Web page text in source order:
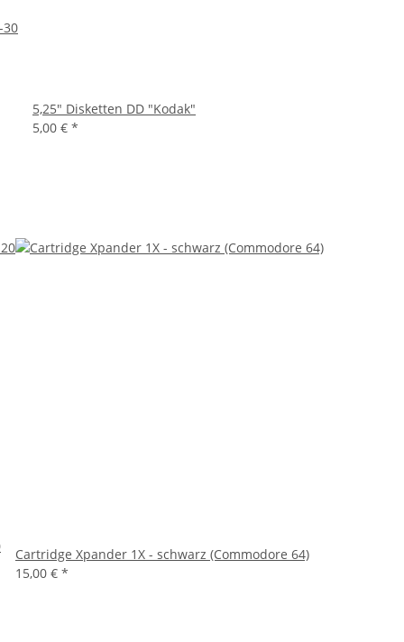
30
5,25" Disketten DD "Kodak"
5,00 € *
Cartridge Xpander 1X - schwarz (Commodore 64)
15,00 € *